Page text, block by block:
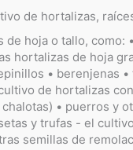
de hortalizas,
hoja o tallo, como:
hortalizas de hoja
• berenjenas
de hortalizas
• puerros y
y trufas - el
semillas de